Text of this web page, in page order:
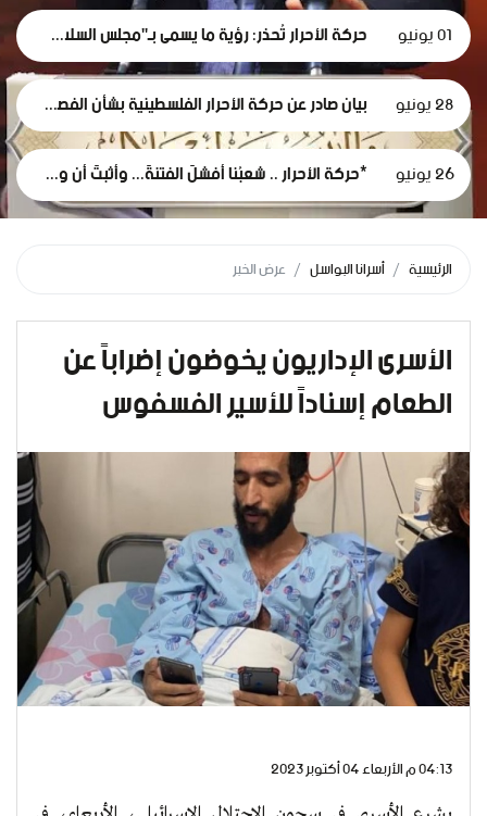
01 يونيو حركة الأحرار تُحذر: رؤية ما يسمى بـ"مجلس السلام" لغزة تهدف لتقويض الحقوق الوطنية الفلسطينية.
28 يونيو بيان صادر عن حركة الأحرار الفلسطينية بشأن الفصل التعسفي لموظفي وكالة الغوث، وإعلان التضامن مع اعتصامهم المشروع
26 يونيو *حركة الأحرار .. شعبُنا أفشلَ الفتنةَ... وأثبتَ أن وعيَه أقوى من مؤامرات الاحتلال*
الرئيسية أسرانا البواسل عرض الخبر
الأسرى الإداريون يخوضون إضراباً عن
الطعام إسناداً للأسير الفسفوس
04:13 م الأربعاء 04 أكتوبر 2023